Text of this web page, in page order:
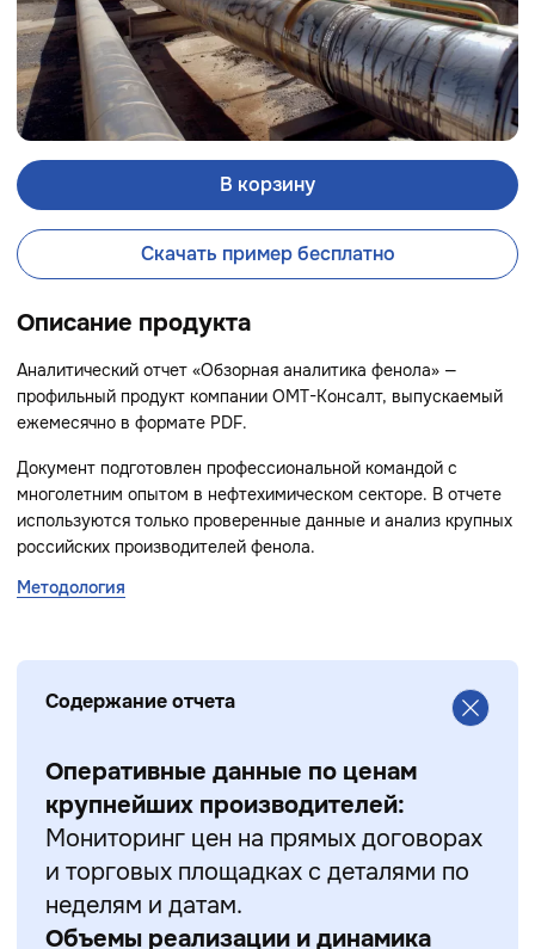
Описание продукта
Аналитический отчет «Обзорная аналитика фенола» —
профильный продукт компании ОМТ-Консалт, выпускаемый
ежемесячно в формате PDF.
Документ подготовлен профессиональной командой с
многолетним опытом в нефтехимическом секторе. В отчете
используются только проверенные данные и анализ крупных
российских производителей фенола.
Методология
В корзину
Скачать пример бесплатно
Содержание отчета
Оперативные данные по ценам
крупнейших производителей:
Мониторинг цен на прямых договорах
и торговых площадках с деталями по
неделям и датам.
Объемы реализации и динамика